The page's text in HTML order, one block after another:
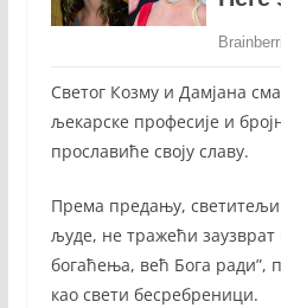
Светог Козму и Дамјана
љекарске професије и
прославиће своју славу.
Према предању,
људе, не тражећи
богаћења, већ Бога ради”,
као свети бесребреници.